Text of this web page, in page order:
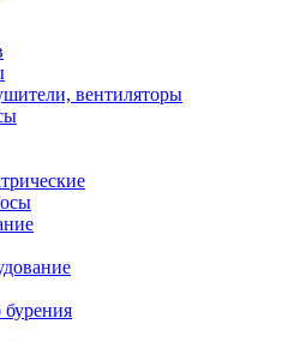
вентиляторы
бурения